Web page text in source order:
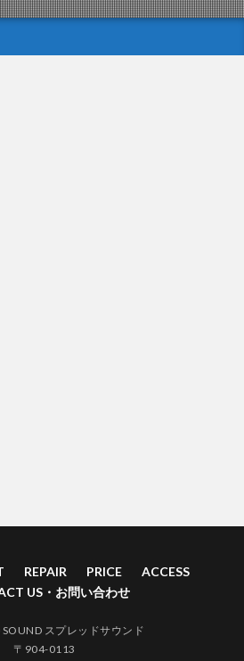
REPAIR PRICE
ACCESS
US・お問い合わせ
〒904-0113